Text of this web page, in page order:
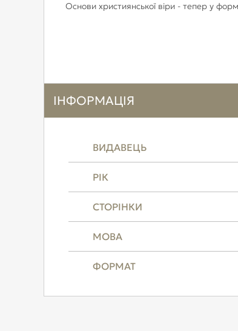
Основи християнської віри - тепер у
ІНФОРМАЦІЯ
ВИДАВЕЦЬ
РІК
СТОРІНКИ
МОВА
ФОРМАТ